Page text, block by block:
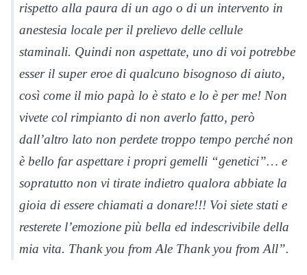
rispetto alla paura di un ago o di un intervento in
anestesia locale per il prelievo delle cellule
staminali. Quindi non aspettate, uno di voi potrebbe
esser il super eroe di qualcuno bisognoso di aiuto,
così come il mio papà lo è stato e lo è per me! Non
vivete col rimpianto di non averlo fatto, però
dall’altro lato non perdete troppo tempo perché non
è bello far aspettare i propri gemelli “genetici”… e
sopratutto non vi tirate indietro qualora abbiate la
gioia di essere chiamati a donare!!! Voi siete stati e
resterete l’emozione più bella ed indescrivibile della
mia vita. Thank you from Ale Thank you from All”.